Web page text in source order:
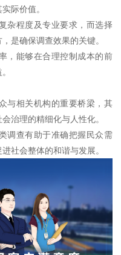
际价值。
杂程度及专业要求，而选择
是确保调查效果的关键。
，能够在合理控制成本的前
与相关机构的重要桥梁，其
治理的精细化与人性化。
调查有助于准确把握民众需
社会整体的和谐与发展。